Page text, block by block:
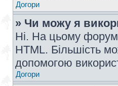
Догори
» Чи можу я
Ні. На цьому
HTML. Більшість
допомогою
Догори